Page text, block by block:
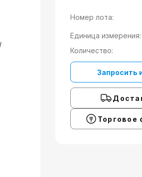
Номер лота:
Единица измерения:
Количество:
Запросить
Торговое